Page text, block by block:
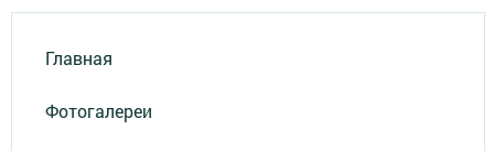
Главная
Фотогалереи